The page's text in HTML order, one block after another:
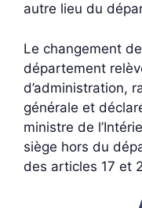
autre lieu du
Le changement
département
d’administration,
générale et
ministre de
siège hors du
des articles 17 et